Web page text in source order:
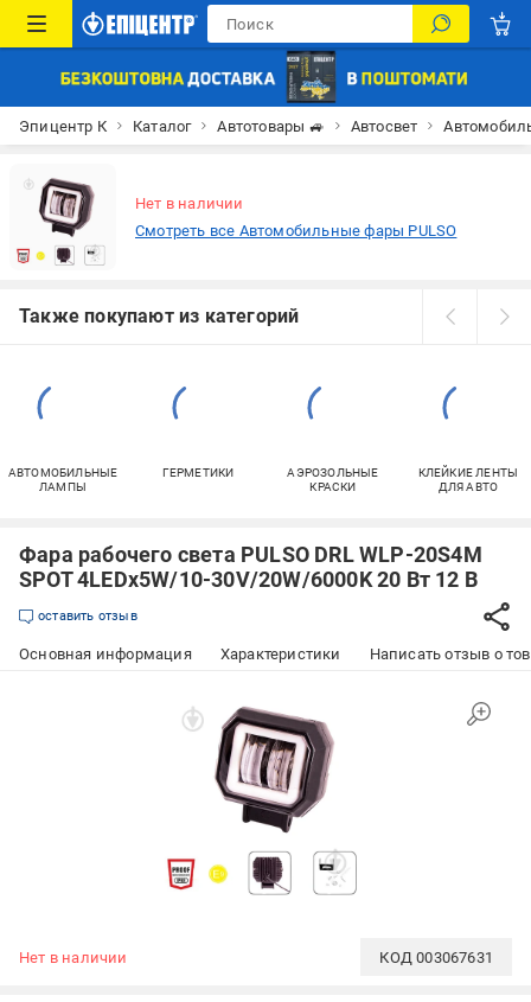
Эпицентр К Каталог Автотовары 🚙 Автосвет
Нет в наличии
Смотреть все Автомобильные фары PULSO
Также покупают из категорий
АВТОМОБИЛЬНЫЕ
ЛАМПЫ
ГЕРМЕТИКИ
АЭРОЗОЛЬНЫЕ
КРАСКИ
КЛЕЙКИЕ ЛЕНТЫ
ДЛЯ АВТО
Фара рабочего света PULSO DRL WLP-20S4M
SPOT 4LEDx5W/10-30V/20W/6000K 20 Вт 12 В
оставить отзыв
Основная информация Характеристики Написать отзыв о
Нет в наличии КОД003067631